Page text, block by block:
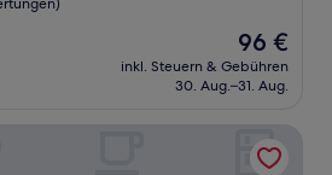
Der
Preis
beträgt
96 €
inkl. Steuern & Gebühren
30. Aug.–31. Aug.